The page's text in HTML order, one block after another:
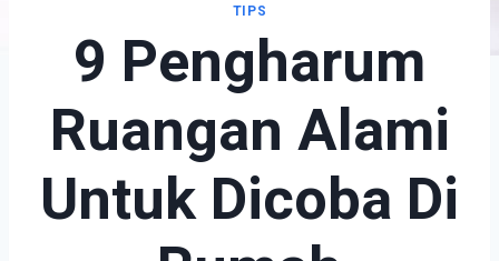
TIPS
9 Pengharum
Ruangan Alami
Untuk Dicoba Di